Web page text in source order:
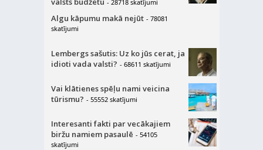
- 28718 skatījumi
Algu kāpumu makā nejūt - 78081
skatījumi
Lembergs sašutis: Uz ko jūs cerat, ja
idioti vada valsti? - 68611 skatījumi
Vai klātienes spēļu nami veicina
tūrismu? - 55552 skatījumi
Interesanti fakti par vecākajiem
biržu namiem pasaulē - 54105
skatījumi